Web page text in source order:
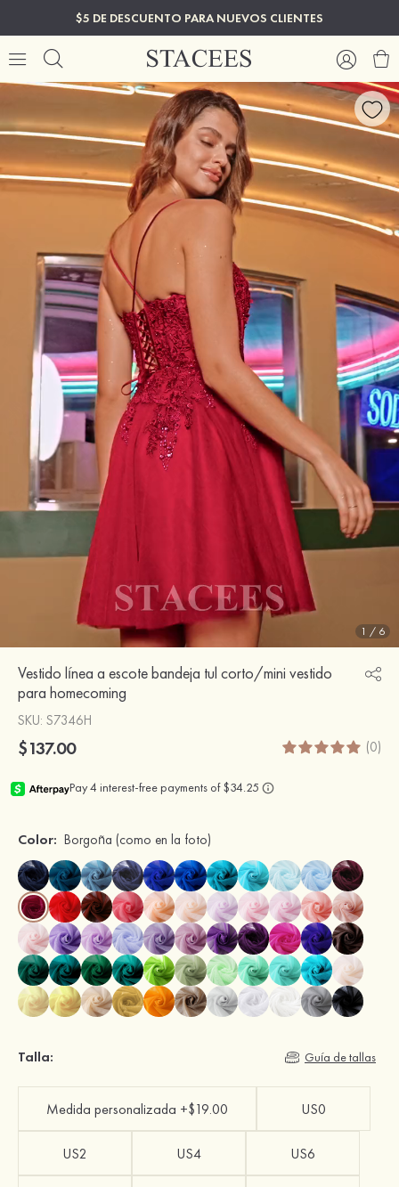
$5 DE DESCUENTO PARA NUEVOS CLIENTES
1 / 6
Vestido línea a escote bandeja tul corto/mini vestido
para homecoming
SKU: S7346H
$137.00 (0)
Color: Borgoña (como en la foto)
Talla: Guía de tallas
Medida personalizada +$19.00 US0
US2 US4 US6